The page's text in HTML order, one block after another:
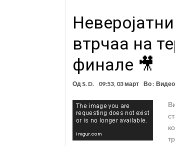
втрчаа на
финале 🎥
Од S. D. 09:53, 03 март Во : Видео,